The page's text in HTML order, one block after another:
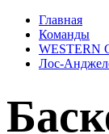
Главная
Команды
WESTERN
Лос-